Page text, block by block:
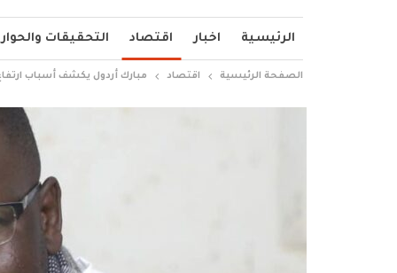
الرئيسية اخبار اقتصاد التحقيقات
الصفحة الرئيسية اقتصاد مبارك أردول يكشف أسباب ارتفاع